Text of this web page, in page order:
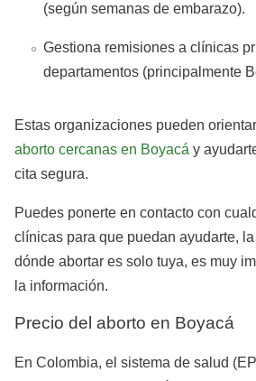
(según semanas de embarazo).
Gestiona remisiones a clínicas
departamentos (principalmente
Estas organizaciones pueden
aborto cercanas en Boyacá y
cita segura.
Puedes ponerte en contacto con
clínicas para que puedan ayudarte,
dónde abortar es solo tuya, es muy
la información.
Precio del aborto en Boyacá
En Colombia, el sistema de salud